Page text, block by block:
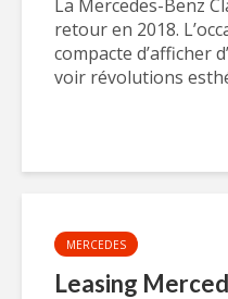
La Mercedes-Benz
retour en 2018.
compacte d’afficher
voir révolutions
MERCEDES
Leasing